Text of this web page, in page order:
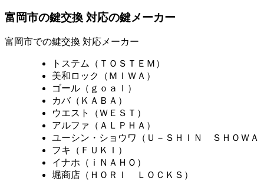
富岡市の鍵交換 対応の鍵メーカー
富岡市での鍵交換 対応メーカー
トステム（ＴＯＳＴＥＭ）
美和ロック（ＭＩＷＡ）
ゴール（ｇｏａｌ）
カバ（ＫＡＢＡ）
ウエスト（ＷＥＳＴ）
アルファ（ＡＬＰＨＡ）
ユーシン・ショウワ（Ｕ－ＳＨＩＮ ＳＨＯＷＡ
フキ（ＦＵＫＩ）
イナホ（ｉＮＡＨＯ）
堀商店（ＨＯＲＩ ＬＯＣＫＳ）